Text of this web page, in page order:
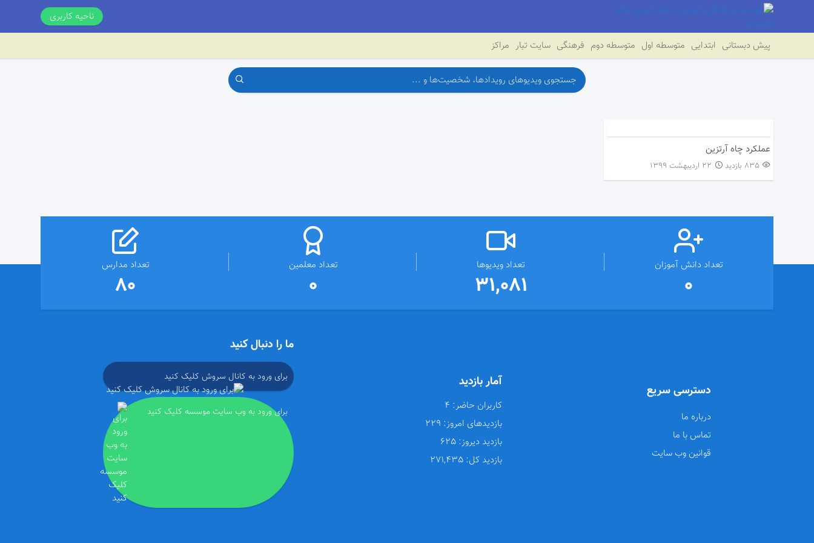
ناحیه کاربری
پیش دبستانی ابتدایی متوسطه اول متوسطه دوم فرهنگی سایت تبار مراکز
عملکرد چاه آرتزین
835 بازدید ۲۲ اردیبهشت ۱۳۹۹
تعداد دانش آموزان
0
تعداد ویدیوها
31,081
تعداد معلمین
0
تعداد مدارس
80
دسترسی سریع
درباره ما
تماس با ما
قوانین وب سایت
آمار بازدید
کاربران حاضر:
بازدیدهای امروز:
بازدید دیروز:
بازدید کل:
ما را دنبال کنید
برای ورود به کانال سروش کلیک کنید
برای ورود به وب سایت موسسه کلیک کنید